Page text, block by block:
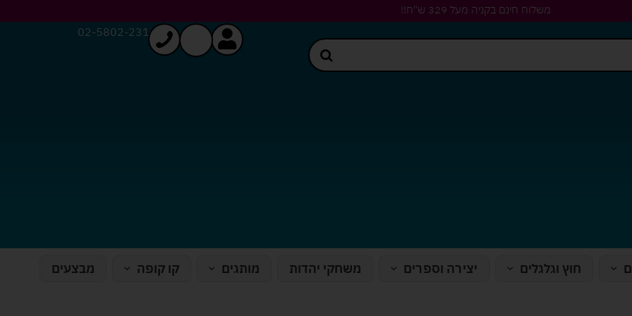
משלוח חינם בקניה מעל 329 ש"ח!!
02-5802-231
חוץ וגלגלים יצירה וספרים משחקי יהדות מותגים קו קופה מבצעים